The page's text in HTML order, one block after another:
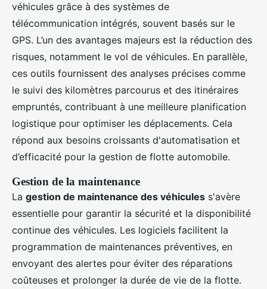
véhicules grâce à des systèmes de
télécommunication intégrés, souvent basés sur le
GPS. L’un des avantages majeurs est la réduction des
risques, notamment le vol de véhicules. En parallèle,
ces outils fournissent des analyses précises comme
le suivi des kilomètres parcourus et des itinéraires
empruntés, contribuant à une meilleure planification
logistique pour optimiser les déplacements. Cela
répond aux besoins croissants d'automatisation et
d’efficacité pour la gestion de flotte automobile.
Gestion de la maintenance
La gestion de maintenance des véhicules s'avère
essentielle pour garantir la sécurité et la disponibilité
continue des véhicules. Les logiciels facilitent la
programmation de maintenances préventives, en
envoyant des alertes pour éviter des réparations
coûteuses et prolonger la durée de vie de la flotte.